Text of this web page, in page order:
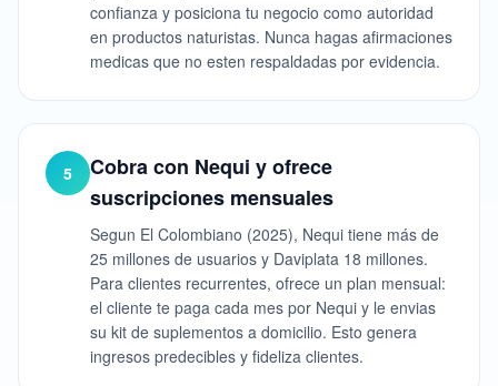
confianza y posiciona tu negocio como autoridad
en productos naturistas. Nunca hagas afirmaciones
medicas que no esten respaldadas por evidencia.
5
Cobra con Nequi y ofrece
suscripciones mensuales
Segun El Colombiano (2025), Nequi tiene más de
25 millones de usuarios y Daviplata 18 millones.
Para clientes recurrentes, ofrece un plan mensual:
el cliente te paga cada mes por Nequi y le envias
su kit de suplementos a domicilio. Esto genera
ingresos predecibles y fideliza clientes.